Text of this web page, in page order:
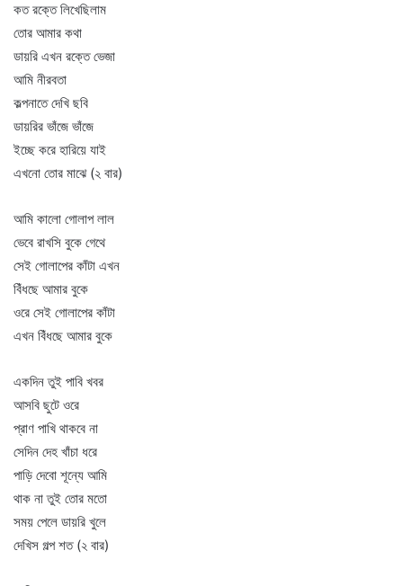
কত রক্তে লিখেছিলাম
তোর আমার কথা
ডায়রি এখন রক্তে ভেজা
আমি নীরবতা
কল্পনাতে দেখি ছবি
ডায়রির ভাঁজে ভাঁজে
ইচ্ছে করে হারিয়ে যাই
এখনো তোর মাঝে (২ বার)
আমি কালো গোলাপ লাল
ভেবে রাখসি বুকে গেথে
সেই গোলাপের কাঁটা এখন
বিঁধছে আমার বুকে
ওরে সেই গোলাপের কাঁটা
এখন বিঁধছে আমার বুকে
একদিন তুই পাবি খবর
আসবি ছুটে ওরে
প্রাণ পাখি থাকবে না
সেদিন দেহ খাঁচা ধরে
পাড়ি দেবো শূন্যে আমি
থাক না তুই তোর মতো
সময় পেলে ডায়রি খুলে
দেখিস গল্প শত (২ বার)